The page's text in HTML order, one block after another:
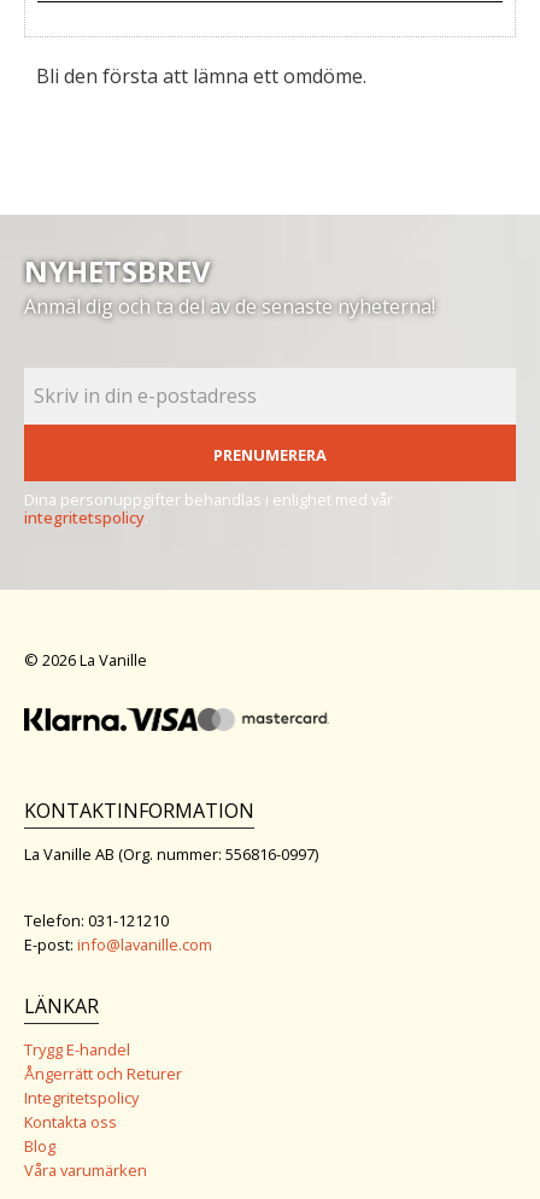
Bli den första att lämna ett omdöme.
NYHETSBREV
Anmäl dig och ta del av de senaste nyheterna!
PRENUMERERA
Dina personuppgifter behandlas i enlighet med vår
integritetspolicy.
© 2026 La Vanille
KONTAKTINFORMATION
La Vanille AB (Org. nummer: 556816-0997)
Telefon: 031-121210
E-post: info@lavanille.com
LÄNKAR
Trygg E-handel
Ångerrätt och Returer
Integritetspolicy
Kontakta oss
Blog
Våra varumärken